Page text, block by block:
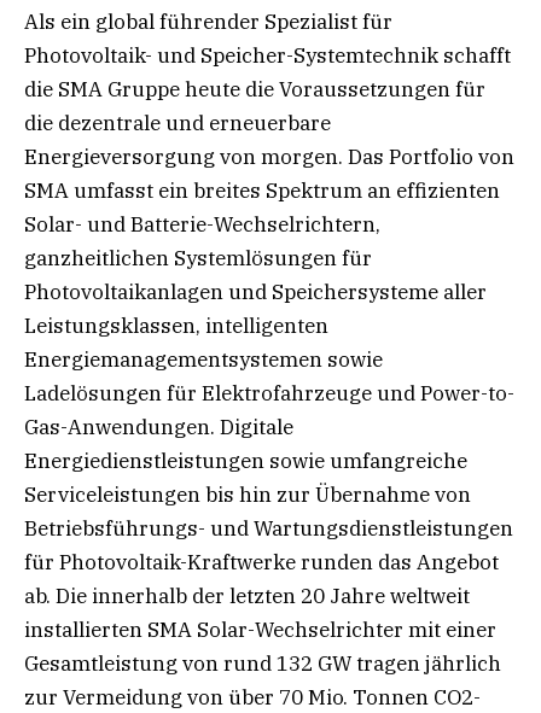
Als ein global führender Spezialist für
Photovoltaik- und Speicher-Systemtechnik schafft
die SMA Gruppe heute die Voraussetzungen für
die dezentrale und erneuerbare
Energieversorgung von morgen. Das Portfolio von
SMA umfasst ein breites Spektrum an effizienten
Solar- und Batterie-Wechselrichtern,
ganzheitlichen Systemlösungen für
Photovoltaikanlagen und Speichersysteme aller
Leistungsklassen, intelligenten
Energiemanagementsystemen sowie
Ladelösungen für Elektrofahrzeuge und Power-to-
Gas-Anwendungen. Digitale
Energiedienstleistungen sowie umfangreiche
Serviceleistungen bis hin zur Übernahme von
Betriebsführungs- und Wartungsdienstleistungen
für Photovoltaik-Kraftwerke runden das Angebot
ab. Die innerhalb der letzten 20 Jahre weltweit
installierten SMA Solar-Wechselrichter mit einer
Gesamtleistung von rund 132 GW tragen jährlich
zur Vermeidung von über 70 Mio. Tonnen CO2-